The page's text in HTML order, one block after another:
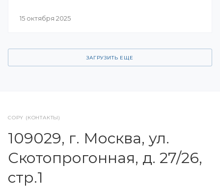
15 октября 2025
ЗАГРУЗИТЬ ЕЩЕ
COPY (КОНТАКТЫ)
109029, г. Москва, ул.
Скотопрогонная, д. 27/26,
стр.1